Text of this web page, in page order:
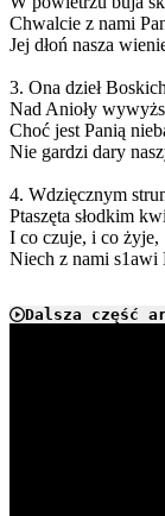
Chwalcie z nami
Jej dłoń nasza
3. Ona dzieł
Nad Anioły
Choć jest Panią
Nie gardzi dary
4. Wdzięcznym
Ptaszęta słodkim
I co czuje, i co żyje,
Niech z nami s1awi
Dalsza część